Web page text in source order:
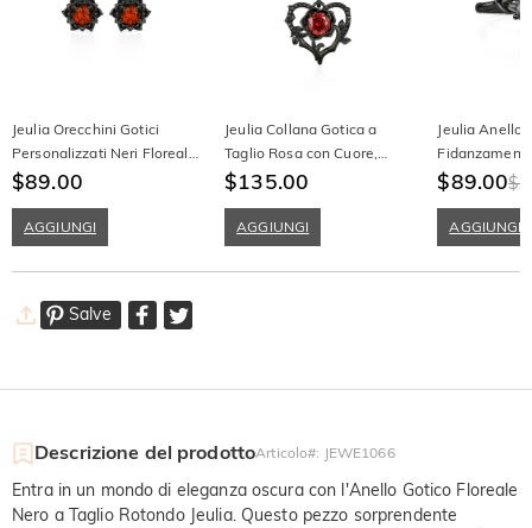
Jeulia Orecchini Gotici
Personalizzati Neri Floreali
a Taglio Tondo con Pietra
$89.00
AGGIUNGI
Jeulia Collana Gotica a
Taglio Rosa con Cuore,
Rosa e Spine Nere
$135.00
AGGIUNGI
Jeulia Anello
Spine in
$89.00
AGGIUNGI
Salve
Descrizione del prodottoArticolo#: JEWE1066
Entra in un mondo di eleganza oscura con l'Anello Gotico Floreale
Nero a Taglio Rotondo Jeulia. Questo pezzo sorprendente